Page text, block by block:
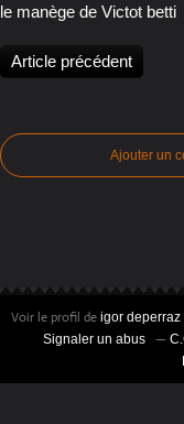
le manège de Victot betti
Article précédent
Ajouter un
Voir le profil de igor deperraz
Signaler un abus